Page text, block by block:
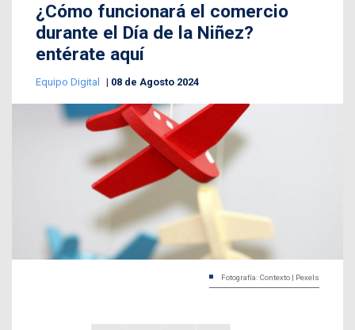
¿Cómo funcionará el comercio
durante el Día de la Niñez?
entérate aquí
Equipo Digital 08 de Agosto 2024
Fotografía: Contexto | Pexels